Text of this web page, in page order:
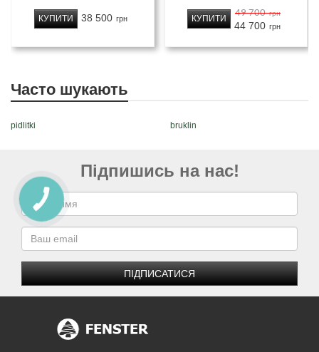
38 500 грн
КУПИТИ
49 700 грн
44 700 грн
КУПИТИ
Часто шукають
pidlitki bruklin
Підпишись на нас!
ПІДПИСАТИСЯ